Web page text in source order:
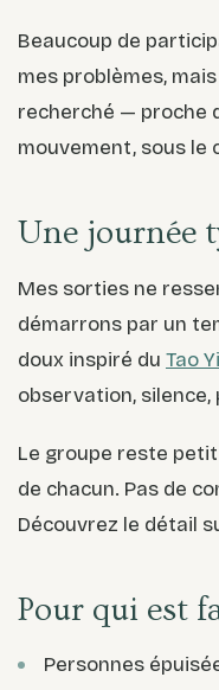
Beaucoup de
mes problèmes,
recherché — proche
mouvement, sous le
Une journée
Mes sorties ne
démarrons par un
doux inspiré du Tao
observation,
Le groupe reste
de chacun. Pas de
Découvrez le détail
Pour qui est
Personnes